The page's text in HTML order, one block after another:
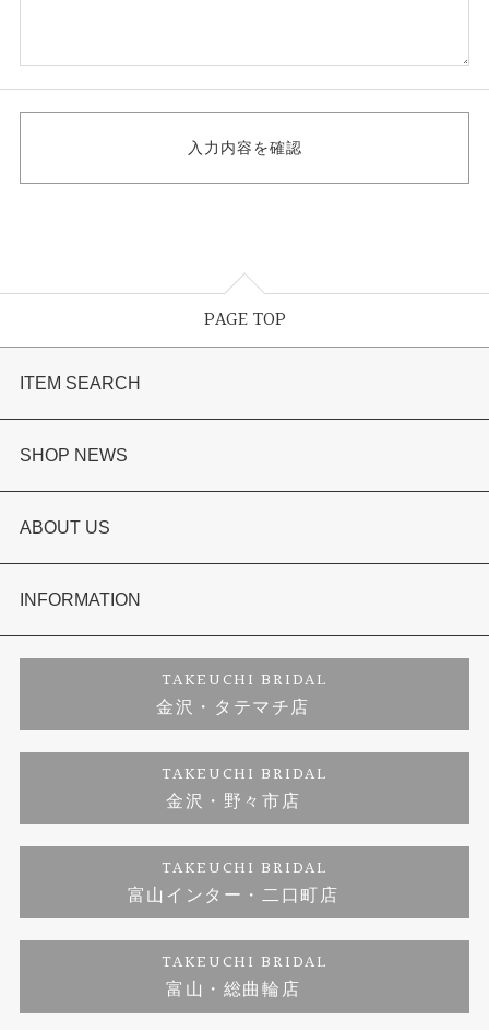
PAGE TOP
ITEM SEARCH
婚約指輪
結婚指輪
セットリング
婚約ネックレス
ダイヤモンド
ジュエリーリフォーム
SHOP NEWS
選ばれる理由まとめ
お客様の声
プロポーズサポート
ブランドリスト
福井指輪工房｜手作りペアリング
福井指輪工房｜手作り結婚指輪 and 婚約指輪
福井工房｜手作り婚約指輪プロポーズプラン
ABOUT US
会社概要
お客様の声
INFORMATION
プライバシーポリシー
TAKEUCHI BRIDAL
金沢・タテマチ店
TAKEUCHI BRIDAL
金沢・野々市店
TAKEUCHI BRIDAL
富山インター・二口町店
TAKEUCHI BRIDAL
富山・総曲輪店